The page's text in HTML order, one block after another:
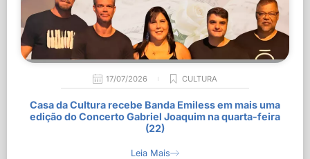
17/07/2026 CULTURA
Casa da Cultura recebe Banda Emiless em mais uma
edição do Concerto Gabriel Joaquim na quarta-feira
(22)
Leia Mais